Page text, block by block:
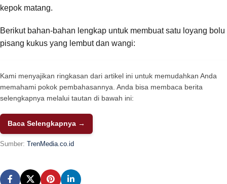
kepok matang.
Berikut bahan-bahan lengkap untuk membuat satu loyang bolu
pisang kukus yang lembut dan wangi:
Kami menyajikan ringkasan dari artikel ini untuk memudahkan Anda
memahami pokok pembahasannya. Anda bisa membaca berita
selengkapnya melalui tautan di bawah ini:
Baca Selengkapnya →
Sumber: TrenMedia.co.id